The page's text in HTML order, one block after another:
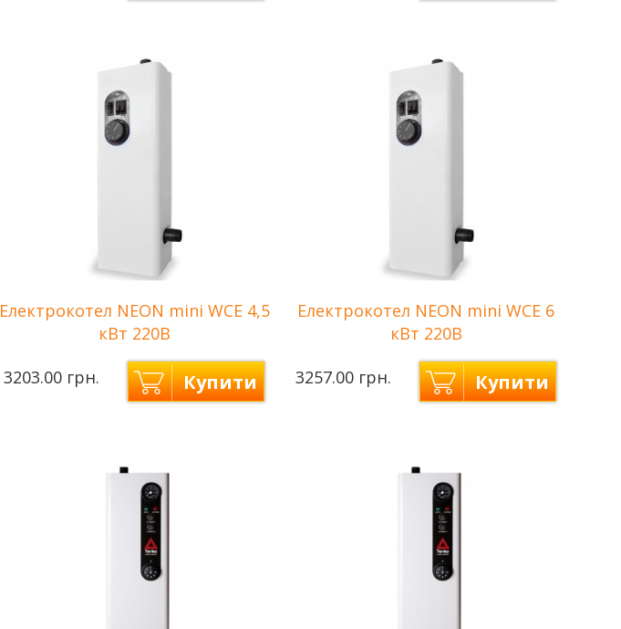
4,5 кВт
Напряжение сети
Площа опалення
Количество ступеней
Електрокотел NEON mini WCE 4,5
кВт 220В
3203.00 грн.
Купити
Количество ступеней
Електрокотел NEON mini WCE 6
кВт 220В
3257.00 грн.
Купити
Количество ступеней